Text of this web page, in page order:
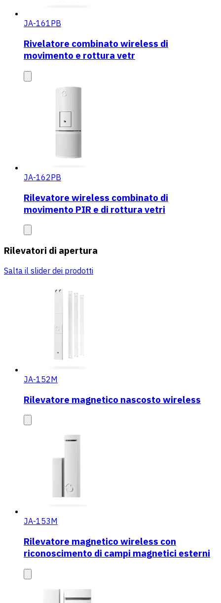
JA-161PB
Rivelatore combinato wireless di
movimento e rottura vetr
JA-162PB
Rilevatore wireless combinato di
movimento PIR e di rottura vetri
Rilevatori di apertura
Salta il slider dei prodotti
JA-152M
Rilevatore magnetico nascosto wireless
JA-153M
Rilevatore magnetico wireless con
riconoscimento di campi magnetici esterni